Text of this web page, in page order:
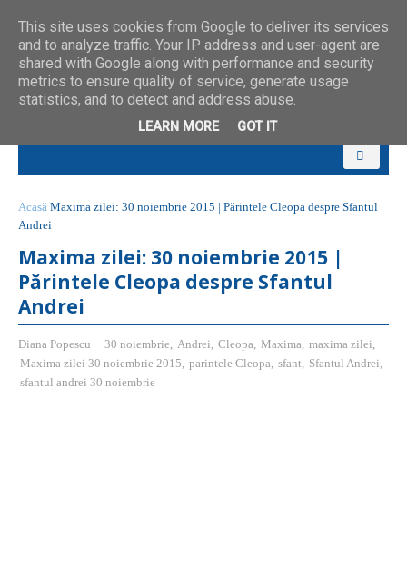
Acasă Maxima zilei: 30 noiembrie 2015 | Părintele Cleopa despre Sfantul
Andrei
Maxima zilei: 30 noiembrie 2015 |
Părintele Cleopa despre Sfantul
Andrei
Diana Popescu 30 noiembrie, Andrei, Cleopa, Maxima, maxima zilei,
Maxima zilei 30 noiembrie 2015, parintele Cleopa, sfant, Sfantul Andrei,
sfantul andrei 30 noiembrie
This site uses cookies from Google to deliver its services
and to analyze traffic. Your IP address and user-agent are
shared with Google along with performance and security
metrics to ensure quality of service, generate usage
statistics, and to detect and address abuse.
LEARN MORE GOT IT